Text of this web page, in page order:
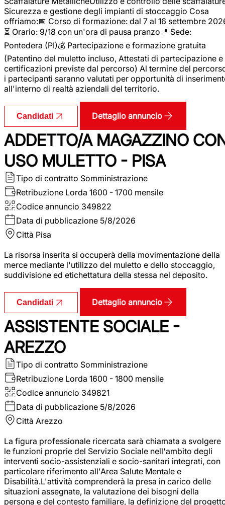
Sicurezza e gestione degli impianti di stoccaggio Cosa
offriamo:📅 Corso di formazione: dal 7 al 16 settembre
⏳ Orario: 9/18 con un'ora di pausa pranzo📍 Sede:
Pontedera (PI)💰 Partecipazione e formazione gratuita
(Patentino del muletto incluso, Attestati di partecipazione e
certificazioni previste dal percorso) Al termine del
i partecipanti saranno valutati per opportunità di
all'interno di realtà aziendali del territorio.
Candidati Dettaglio annuncio
ADDETTO/A MAGAZZINO
USO MULETTO - PISA
Tipo di contratto Somministrazione
Retribuzione Lorda 1600 - 1700 mensile
Codice annuncio 349822
Data di pubblicazione 5/8/2026
Città Pisa
La risorsa inserita si occuperà della movimentazione della
merce mediante l'utilizzo del muletto e dello stoccaggio,
suddivisione ed etichettatura della stessa nel deposito.
Candidati Dettaglio annuncio
ASSISTENTE SOCIALE -
AREZZO
Tipo di contratto Somministrazione
Retribuzione Lorda 1600 - 1800 mensile
Codice annuncio 349821
Data di pubblicazione 5/8/2026
Città Arezzo
La figura professionale ricercata sarà chiamata a svolgere
le funzioni proprie del Servizio Sociale nell'ambito degli
interventi socio-assistenziali e socio-sanitari integrati, con
particolare riferimento all'Area Salute Mentale e
Disabilità.L'attività comprenderà la presa in carico delle
situazioni assegnate, la valutazione dei bisogni della
persona e del contesto familiare, la definizione del